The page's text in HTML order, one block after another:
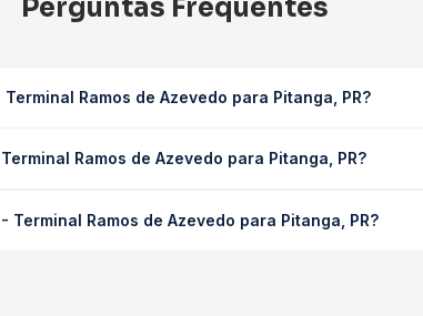
Perguntas Frequentes
Ramos de Azevedo para Pitanga, PR?
Quero Passagem você consulta os horários
Ramos de Azevedo para Pitanga, PR?
Passagem você compara os preços de todas as
Ramos de Azevedo para Pitanga, PR?